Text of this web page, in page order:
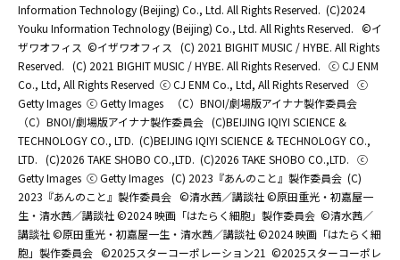
Information Technology (Beijing) Co., Ltd. All Rights Reserved. (C)2024
Youku Information Technology (Beijing) Co., Ltd. All Rights Reserved. ©イ
ザワオフィス ©イザワオフィス (C) 2021 BIGHIT MUSIC / HYBE. All Rights
Reserved. (C) 2021 BIGHIT MUSIC / HYBE. All Rights Reserved. ⓒ CJ ENM
Co., Ltd, All Rights Reserved ⓒ CJ ENM Co., Ltd, All Rights Reserved ⓒ
Getty Images ⓒ Getty Images
（C）BNOI/劇場版アイナナ製作委員会
（C）BNOI/劇場版アイナナ製作委員会 (C)BEIJING IQIYI SCIENCE &
TECHNOLOGY CO., LTD. (C)BEIJING IQIYI SCIENCE & TECHNOLOGY CO.,
LTD. (C)2026 TAKE SHOBO CO.,LTD. (C)2026 TAKE SHOBO CO.,LTD. ⓒ
Getty Images ⓒ Getty Images (C) 2023『あんのこと』製作委員会 (C)
2023『あんのこと』製作委員会 ©清水茜／講談社 ©原田重光・初嘉屋一
生・清水茜／講談社 ©2024 映画「はたらく細胞」製作委員会 ©清水茜／
講談社 ©原田重光・初嘉屋一生・清水茜／講談社 ©2024 映画「はたらく細
胞」製作委員会 ©2025スターコーポレーション21 ©2025スターコーポレ